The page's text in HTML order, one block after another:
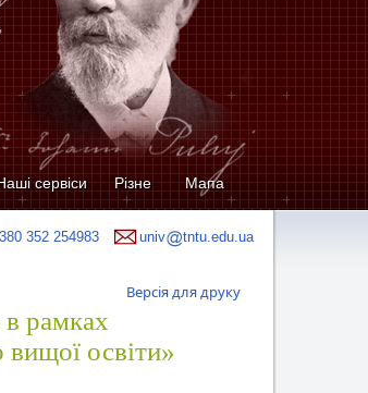
сервіси Різне Мапа
352 254983 univ tntu.edu.ua
Версія для друку
рамках
освіти»